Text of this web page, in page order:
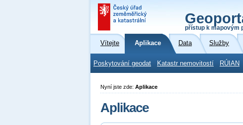
přístup k mapovým
Vítejte Aplikace Data Služby
Poskytování geodat Katastr nemovitostí RÚIAN
Nyní jste zde: Aplikace
Aplikace